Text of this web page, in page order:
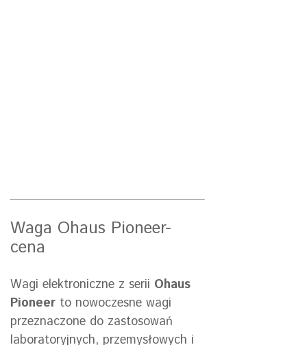
Waga Ohaus Pioneer-
cena
Wagi elektroniczne z serii Ohaus
Pioneer to nowoczesne wagi
przeznaczone do zastosowań
laboratoryjnych, przemysłowych i